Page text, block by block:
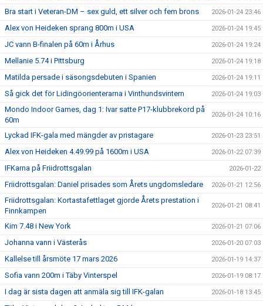
Bra start i Veteran-DM – sex guld, ett silver och fem brons 2026-01-24 23:46
Alex von Heideken sprang 800m i USA 2026-01-24 19:45
JC vann B-finalen på 60m i Århus 2026-01-24 19:24
Mellanie 5.74 i Pittsburg 2026-01-24 19:18
Matilda persade i säsongsdebuten i Spanien 2026-01-24 19:11
Så gick det för Lidingöorienterarna i Vinthundsvintern 2026-01-24 19:03
Mondo Indoor Games, dag 1: Ivar satte P17-klubbrekord på
60m
2026-01-24 10:16
Lyckad IFK-gala med mängder av pristagare 2026-01-23 23:51
Alex von Heideken 4.49.99 på 1600m i USA 2026-01-22 07:39
IFKarna på Friidrottsgalan 2026-01-22
Friidrottsgalan: Daniel prisades som Årets ungdomsledare 2026-01-21 12:56
Friidrottsgalan: Kortastafettlaget gjorde Årets prestation i
Finnkampen
2026-01-21 08:41
Kim 7.48 i New York 2026-01-21 07:06
Johanna vann i Västerås 2026-01-20 07:03
Kallelse till årsmöte 17 mars 2026 2026-01-19 14:37
Sofia vann 200m i Täby Vinterspel 2026-01-19 08:17
I dag är sista dagen att anmäla sig till IFK-galan 2026-01-18 13:45